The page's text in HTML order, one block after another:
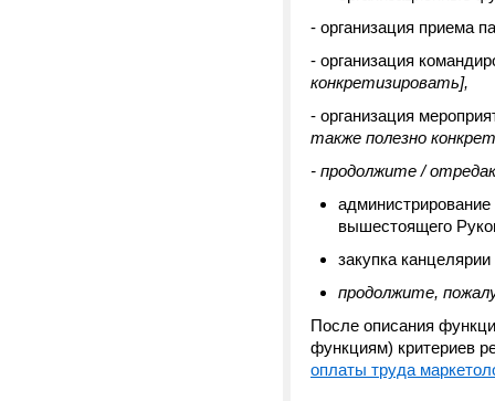
- организация приема
- организация
конкретизировать],
- организация
также полезно
- продолжите /
вышестоящего
закупка
продолжите,
После описания
функциям) критериев
оплаты труда